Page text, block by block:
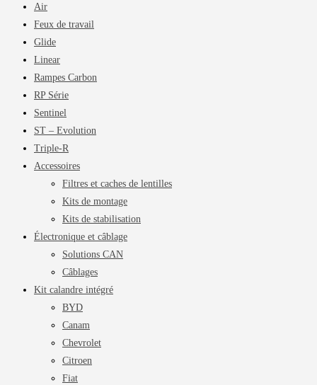
Air
Feux de travail
Glide
Linear
Rampes Carbon
RP Série
Sentinel
ST – Evolution
Triple-R
Accessoires
Filtres et caches de lentilles
Kits de montage
Kits de stabilisation
Électronique et câblage
Solutions CAN
Câblages
Kit calandre intégré
BYD
Canam
Chevrolet
Citroen
Fiat